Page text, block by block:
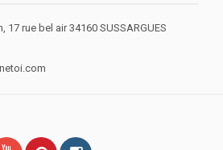
17 rue bel air 34160 SUSSARGUES